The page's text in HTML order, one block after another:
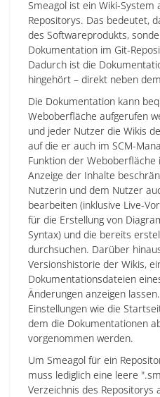
Smeagol ist ein Wiki-System
Repositorys. Das bedeutet,
des Softwareprodukts,
Dokumentation im Git-
Dadurch ist die
hingehört – direkt neben
Die Dokumentation kann
Weboberfläche aufgerufen
und jeder Nutzer die Wikis
auf die er auch im SCM-
Funktion der
Anzeige der Inhalte
Nutzerin und dem Nutzer
bearbeiten (inklusive Live-
für die Erstellung von
Syntax) und die bereits
durchsuchen. Darüber
Versionshistorie der Wikis,
Dokumentationsdateien
Änderungen anzeigen
Einstellungen wie die
dem die Dokumentationen
vorgenommen werden.
Um Smeagol für ein
muss lediglich eine leere
Verzeichnis des Repositorys